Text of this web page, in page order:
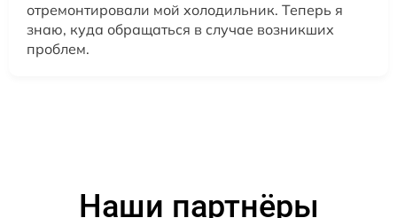
отремонтировали мой холодильник. Теперь я
знаю, куда обращаться в случае возникших
проблем.
Наши партнёры